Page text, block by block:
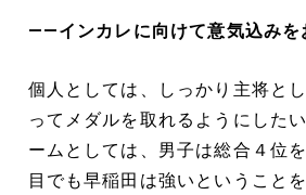
――インカレに向けて意気込みを
個人としては、しっかり主将と
ってメダルを取れるようにした
ームとしては、男子は総合４位
目でも早稲田は強いということ